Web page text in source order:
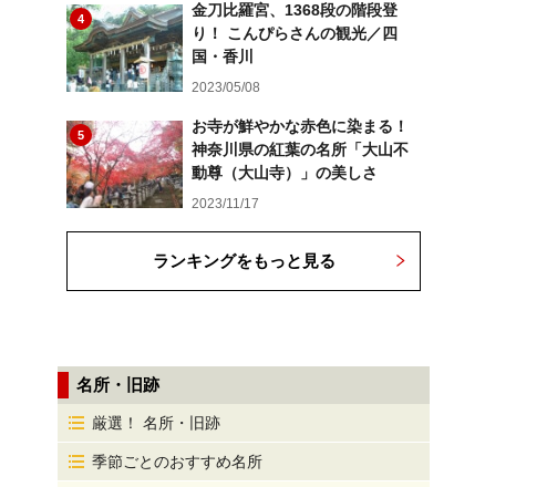
4
金刀比羅宮、1368段の階段登
り！ こんぴらさんの観光／四
国・香川
2023/05/08
5
お寺が鮮やかな赤色に染まる！
神奈川県の紅葉の名所「大山不
動尊（大山寺）」の美しさ
2023/11/17
ランキングをもっと見る
名所・旧跡
厳選！ 名所・旧跡
季節ごとのおすすめ名所